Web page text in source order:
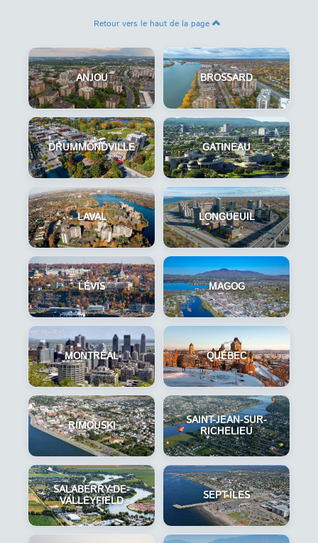
Retour vers le haut de la page
ANJOU BROSSARD
DRUMMONDVILLE GATINEAU
LAVAL LONGUEUIL
LÉVIS MAGOG
MONTRÉAL QUÉBEC
RIMOUSKI
SAINT-JEAN-SUR-
RICHELIEU
SALABERRY-DE-
VALLEYFIELD
SEPT-ÎLES